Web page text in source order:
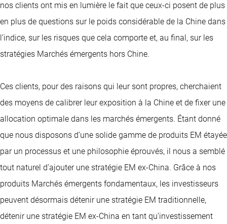
nos clients ont mis en lumière le fait que ceux-ci posent de plus
en plus de questions sur le poids considérable de la Chine dans
l’indice, sur les risques que cela comporte et, au final, sur les
stratégies Marchés émergents hors Chine.
Ces clients, pour des raisons qui leur sont propres, cherchaient
des moyens de calibrer leur exposition à la Chine et de fixer une
allocation optimale dans les marchés émergents. Étant donné
que nous disposons d’une solide gamme de produits EM étayée
par un processus et une philosophie éprouvés, il nous a semblé
tout naturel d’ajouter une stratégie EM ex-China. Grâce à nos
produits Marchés émergents fondamentaux, les investisseurs
peuvent désormais détenir une stratégie EM traditionnelle,
détenir une stratégie EM ex-China en tant qu’investissement